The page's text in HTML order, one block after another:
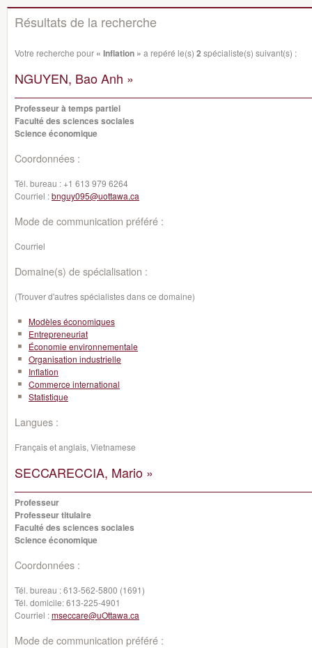
Résultats de la recherche
Votre recherche pour « Inflation » a repéré le(s) 2 spécialiste(s) suivant(s) :
NGUYEN, Bao Anh »
Professeur à temps partiel
Faculté des sciences sociales
Science économique
Coordonnées :
Tél. bureau : +1 613 979 6264
Courriel :bnguy095@uottawa.ca
Mode de communication préféré :
Courriel
Domaine(s) de spécialisation :
(Trouver d'autres spécialistes dans ce domaine)
Modèles économiques
Entrepreneuriat
Économie environnementale
Organisation industrielle
Inflation
Commerce international
Statistique
Langues :
Français et anglais, Vietnamese
SECCARECCIA, Mario »
Professeur
Professeur titulaire
Faculté des sciences sociales
Science économique
Coordonnées :
Tél. bureau :613-562-5800 (1691)
Tél. domicile:613-225-4901
Courriel :mseccare@uOttawa.ca
Mode de communication préféré :